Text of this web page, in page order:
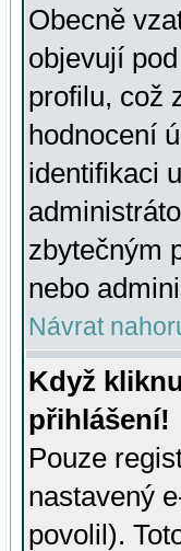
Obecně
objevují
profilu, což
hodnocení
identifikaci
zbytečným
nebo
Návrat
Když
přihlášení!
Pouze
nastavený
povolil).